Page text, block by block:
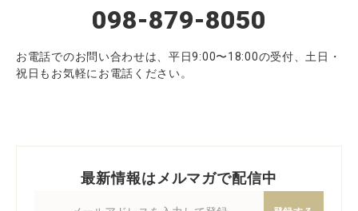
098-879-8050
お電話でのお問い合わせは、平日9:00〜18:00の受付、土日・
祝日もお気軽にお電話ください。
最新情報はメルマガで配信中